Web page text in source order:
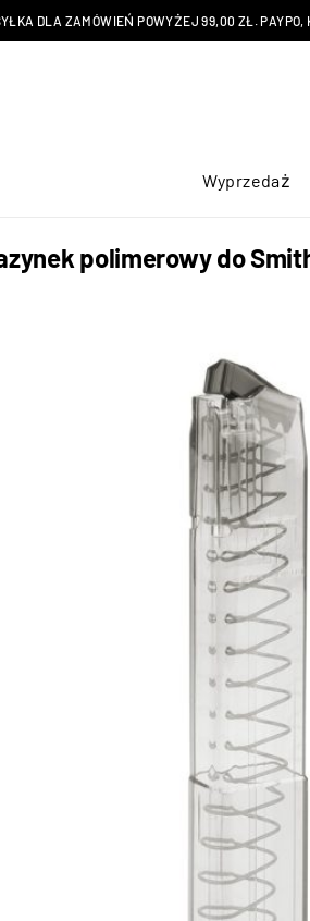
DLA ZAMÓWIEŃ POWYŻEJ 99,00 ZŁ.
Wyprzedaż
polimerowy do